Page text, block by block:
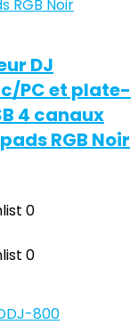
DJ
PC et plate-
4 canaux
RGB Noir
0
0